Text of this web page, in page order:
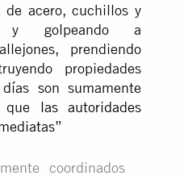
de acero, cuchillos y
y golpeando a
prendiendo
propiedades
son sumamente
que las autoridades
”
coordinados